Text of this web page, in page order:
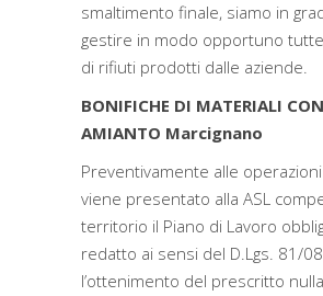
smaltimento finale, siamo in
gestire in modo opportuno
di rifiuti prodotti dalle aziende.
BONIFICHE DI MATERIALI
AMIANTO Marcignano
Preventivamente alle
viene presentato alla ASL
territorio il Piano di Lavoro
redatto ai sensi del D.Lgs. 81/
l’ottenimento del prescritto